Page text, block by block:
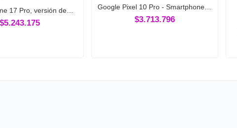
17 Pro, versión de…
$5.243.175
Google Pixel 10 Pro - Smartphone…
$3.713.796